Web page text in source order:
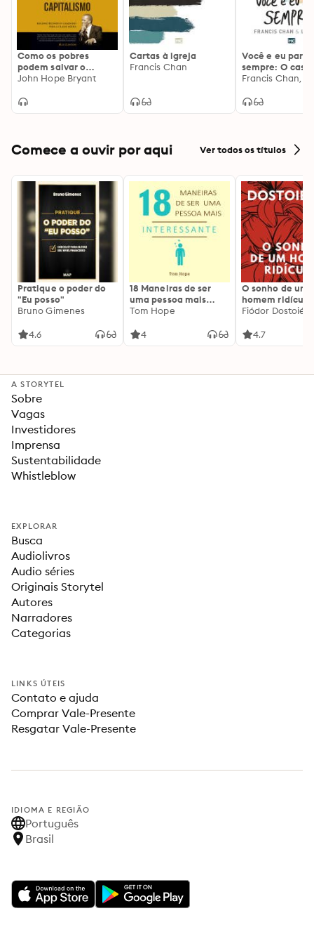
como uma convocação para levarmos a sério a
inteligência que Deus nos deu.
Pedro Dulci
Como os pobres
podem salvar o
capitalismo:
caminho para a classe
John Hope Bryant
Cartas à igreja
Francis Chan
Você e eu para
sempre: O
à luz da
Comece a ouvir por aqui Ver todos os títulos
Pratique o poder do
"Eu posso"
Bruno Gimenes
4.6
18 Maneiras de ser
uma pessoa mais
interessante
Tom Hope
4
O sonho de um
homem ridículo
Fiódor
4.7
A STORYTEL
Sobre
Vagas
Investidores
Imprensa
Sustentabilidade
Whistleblow
EXPLORAR
Busca
Audiolivros
Audio séries
Originais Storytel
Autores
Narradores
Categorias
LINKS ÚTEIS
Contato e ajuda
Comprar Vale-Presente
Resgatar Vale-Presente
IDIOMA E REGIÃO
Português
Brasil